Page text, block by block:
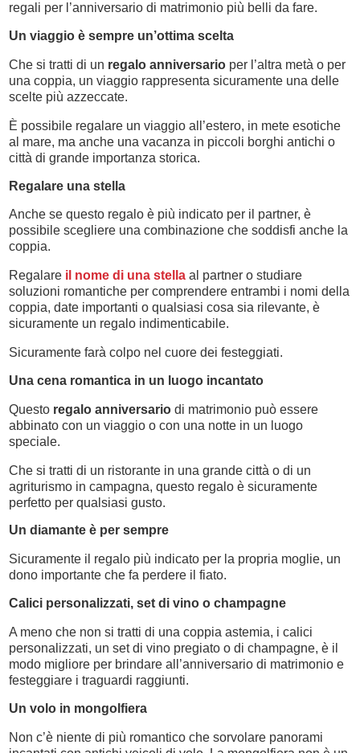
regali per l’anniversario di matrimonio più belli da fare.
Un viaggio è sempre un’ottima scelta
Che si tratti di un regalo anniversario per l’altra metà o per
una coppia, un viaggio rappresenta sicuramente una delle
scelte più azzeccate.
È possibile regalare un viaggio all’estero, in mete esotiche
al mare, ma anche una vacanza in piccoli borghi antichi o
città di grande importanza storica.
Regalare una stella
Anche se questo regalo è più indicato per il partner, è
possibile scegliere una combinazione che soddisfi anche la
coppia.
Regalare il nome di una stella al partner o studiare
soluzioni romantiche per comprendere entrambi i nomi della
coppia, date importanti o qualsiasi cosa sia rilevante, è
sicuramente un regalo indimenticabile.
Sicuramente farà colpo nel cuore dei festeggiati.
Una cena romantica in un luogo incantato
Questo regalo anniversario di matrimonio può essere
abbinato con un viaggio o con una notte in un luogo
speciale.
Che si tratti di un ristorante in una grande città o di un
agriturismo in campagna, questo regalo è sicuramente
perfetto per qualsiasi gusto.
Un diamante è per sempre
Sicuramente il regalo più indicato per la propria moglie, un
dono importante che fa perdere il fiato.
Calici personalizzati, set di vino o champagne
A meno che non si tratti di una coppia astemia, i calici
personalizzati, un set di vino pregiato o di champagne, è il
modo migliore per brindare all’anniversario di matrimonio e
festeggiare i traguardi raggiunti.
Un volo in mongolfiera
Non c’è niente di più romantico che sorvolare panorami